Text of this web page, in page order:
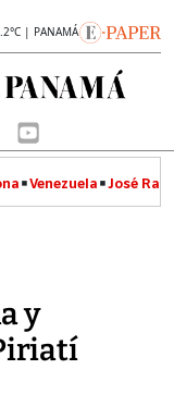
| PANAMÁ
Venezuela José
y